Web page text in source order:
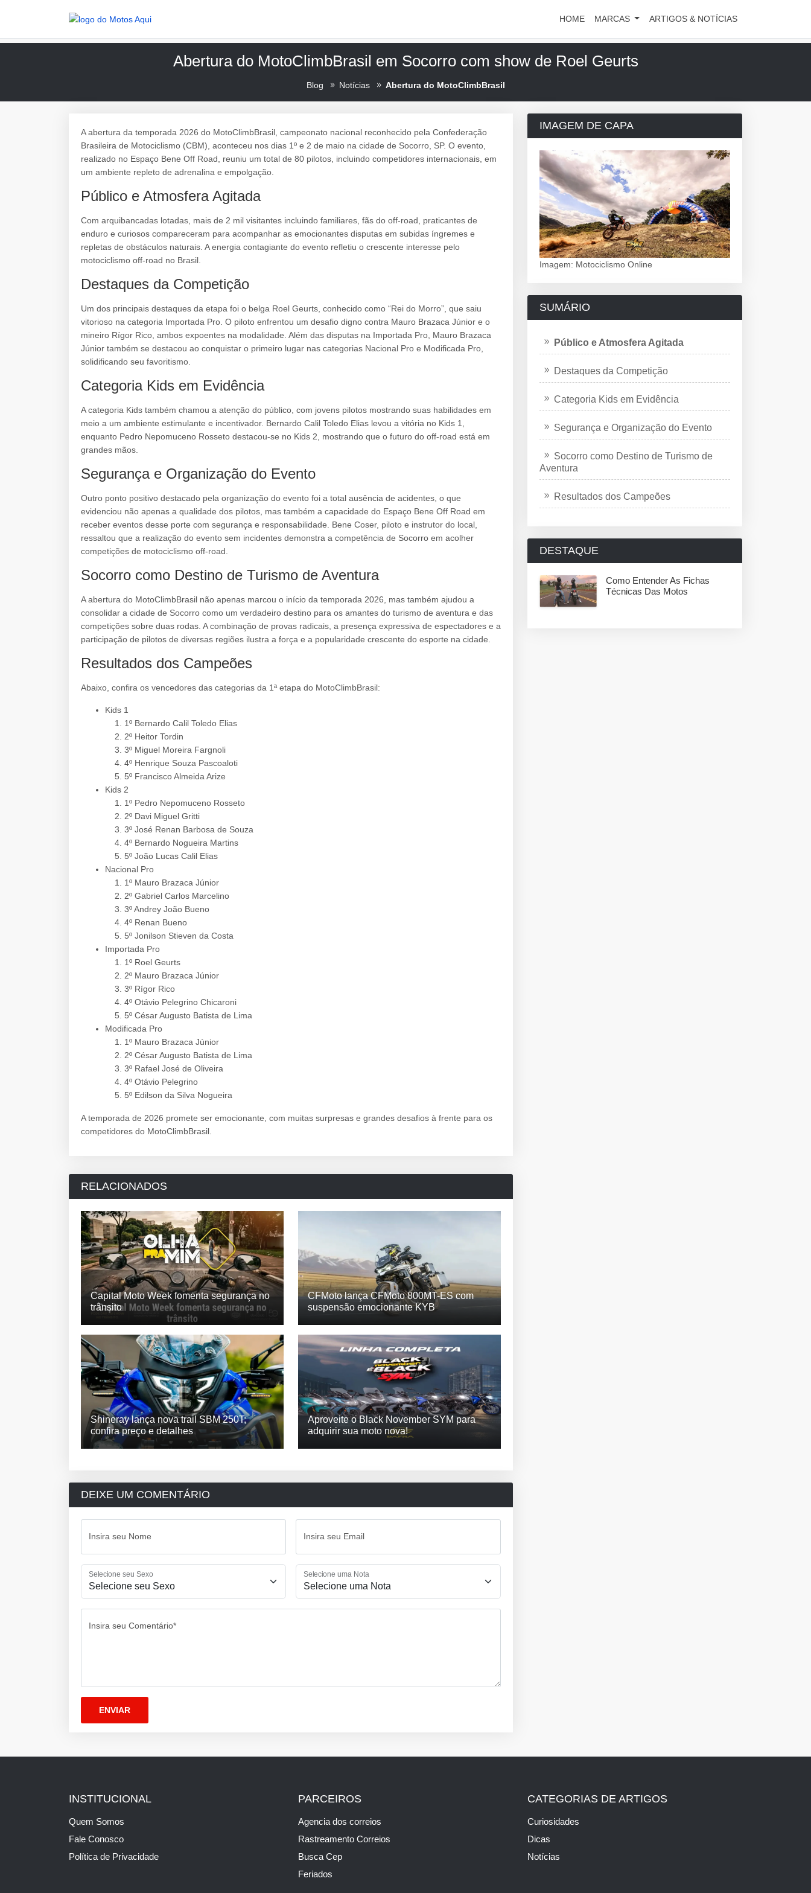
HOME MARCAS ARTIGOS & NOTÍCIAS
Abertura do MotoClimbBrasil em Socorro com show de Roel Geurts
Blog Notícias Abertura do MotoClimbBrasil
A abertura da temporada 2026 do MotoClimbBrasil, campeonato nacional reconhecido pela Confederação
Brasileira de Motociclismo (CBM), aconteceu nos dias 1º e 2 de maio na cidade de Socorro, SP. O evento,
realizado no Espaço Bene Off Road, reuniu um total de 80 pilotos, incluindo competidores internacionais, em
um ambiente repleto de adrenalina e empolgação.
Público e Atmosfera Agitada
Com arquibancadas lotadas, mais de 2 mil visitantes incluindo familiares, fãs do off-road, praticantes de
enduro e curiosos compareceram para acompanhar as emocionantes disputas em subidas íngremes e
repletas de obstáculos naturais. A energia contagiante do evento refletiu o crescente interesse pelo
motociclismo off-road no Brasil.
Destaques da Competição
Um dos principais destaques da etapa foi o belga Roel Geurts, conhecido como “Rei do Morro”, que saiu
vitorioso na categoria Importada Pro. O piloto enfrentou um desafio digno contra Mauro Brazaca Júnior e o
mineiro Rígor Rico, ambos expoentes na modalidade. Além das disputas na Importada Pro, Mauro Brazaca
Júnior também se destacou ao conquistar o primeiro lugar nas categorias Nacional Pro e Modificada Pro,
solidificando seu favoritismo.
Categoria Kids em Evidência
A categoria Kids também chamou a atenção do público, com jovens pilotos mostrando suas habilidades em
meio a um ambiente estimulante e incentivador. Bernardo Calil Toledo Elias levou a vitória no Kids 1,
enquanto Pedro Nepomuceno Rosseto destacou-se no Kids 2, mostrando que o futuro do off-road está em
grandes mãos.
Segurança e Organização do Evento
Outro ponto positivo destacado pela organização do evento foi a total ausência de acidentes, o que
evidenciou não apenas a qualidade dos pilotos, mas também a capacidade do Espaço Bene Off Road em
receber eventos desse porte com segurança e responsabilidade. Bene Coser, piloto e instrutor do local,
ressaltou que a realização do evento sem incidentes demonstra a competência de Socorro em acolher
competições de motociclismo off-road.
Socorro como Destino de Turismo de Aventura
A abertura do MotoClimbBrasil não apenas marcou o início da temporada 2026, mas também ajudou a
consolidar a cidade de Socorro como um verdadeiro destino para os amantes do turismo de aventura e das
competições sobre duas rodas. A combinação de provas radicais, a presença expressiva de espectadores e a
participação de pilotos de diversas regiões ilustra a força e a popularidade crescente do esporte na cidade.
Resultados dos Campeões
Abaixo, confira os vencedores das categorias da 1ª etapa do MotoClimbBrasil:
Kids 1
1º Bernardo Calil Toledo Elias
2º Heitor Tordin
3º Miguel Moreira Fargnoli
4º Henrique Souza Pascoaloti
5º Francisco Almeida Arize
Kids 2
1º Pedro Nepomuceno Rosseto
2º Davi Miguel Gritti
3º José Renan Barbosa de Souza
4º Bernardo Nogueira Martins
5º João Lucas Calil Elias
Nacional Pro
1º Mauro Brazaca Júnior
2º Gabriel Carlos Marcelino
3º Andrey João Bueno
4º Renan Bueno
5º Jonilson Stieven da Costa
Importada Pro
1º Roel Geurts
2º Mauro Brazaca Júnior
3º Rígor Rico
4º Otávio Pelegrino Chicaroni
5º César Augusto Batista de Lima
Modificada Pro
1º Mauro Brazaca Júnior
2º César Augusto Batista de Lima
3º Rafael José de Oliveira
4º Otávio Pelegrino
5º Edilson da Silva Nogueira
A temporada de 2026 promete ser emocionante, com muitas surpresas e grandes desafios à frente para os
competidores do MotoClimbBrasil.
RELACIONADOS
Capital Moto Week fomenta segurança no
trânsito
CFMoto lança CFMoto 800MT-ES com
suspensão emocionante KYB
Shineray lança nova trail SBM 250T;
confira preço e detalhes
Aproveite o Black November SYM para
adquirir sua moto nova!
DEIXE UM COMENTÁRIO
Insira seu Nome Insira seu Email
Selecione seu Sexo Selecione uma Nota
Insira seu Comentário*
IMAGEM DE CAPA
Imagem: Motociclismo Online
SUMÁRIO
Público e Atmosfera Agitada
Destaques da Competição
Categoria Kids em Evidência
Segurança e Organização do Evento
Socorro como Destino de Turismo de
Aventura
Resultados dos Campeões
DESTAQUE
Como Entender As Fichas
Técnicas Das Motos
INSTITUCIONAL
Quem Somos
Fale Conosco
Política de Privacidade
PARCEIROS
Agencia dos correios
Rastreamento Correios
Busca Cep
Feriados
CATEGORIAS DE ARTIGOS
Curiosidades
Dicas
Notícias